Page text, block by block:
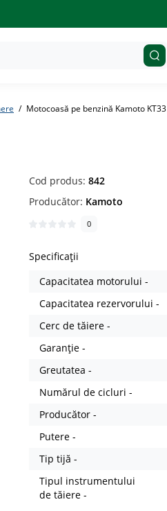
Motocoasă pe benzină Kamoto KT33
Cod produs:842
Producător: Kamoto
0
Specificații
Capacitatea motorului -
Capacitatea rezervorului -
Cerc de tăiere -
Garanție -
Greutatea -
Numărul de cicluri -
Producător -
Putere -
Tip tijă -
Tipul instrumentului
de tăiere -